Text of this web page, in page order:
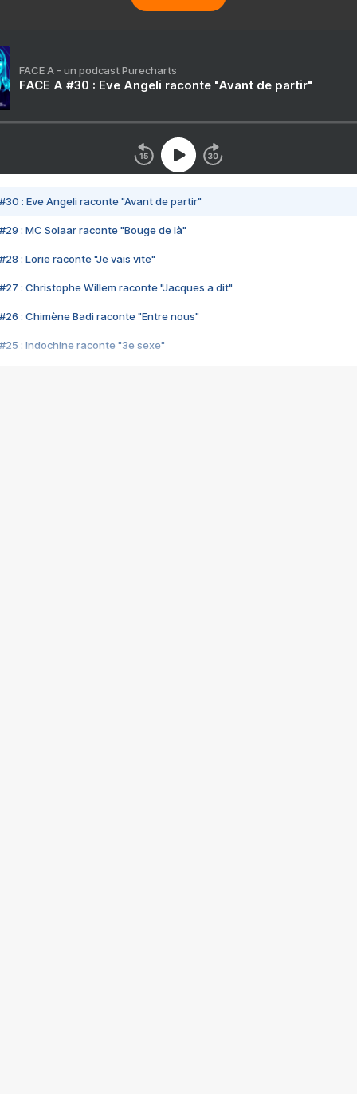
FACE A - un podcast Purecharts
FACE A #30 : Eve Angeli raconte "Avant de partir"
#30 : Eve Angeli raconte "Avant de partir"
#29 : MC Solaar raconte "Bouge de là"
#28 : Lorie raconte "Je vais vite"
#27 : Christophe Willem raconte "Jacques a dit"
#26 : Chimène Badi raconte "Entre nous"
#25 : Indochine raconte "3e sexe"